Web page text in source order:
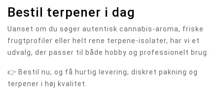
Bestil terpener i dag
Uanset om du søger autentisk cannabis-aroma, friske
frugtprofiler eller helt rene terpene-isolater, har vi et
udvalg, der passer til både hobby og professionelt brug.
👉 Bestil nu, og få hurtig levering, diskret pakning og
terpener i høj kvalitet.